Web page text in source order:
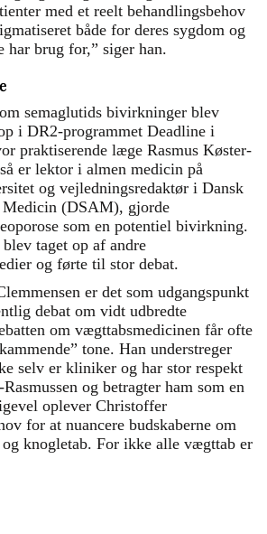
med et reelt behandlingsbehov
både for deres sygdom og
har brug for,” siger han.
semaglutids bivirkninger blev
i DR2-programmet Deadline i
praktiserende læge Rasmus Køster-
er lektor i almen medicin på
og vejlednings­redaktør i Dansk
Medicin (DSAM), gjorde
som en potentiel bivirkning.
taget op af andre
og førte til stor debat.
er det som udgangspunkt
debat om vidt udbredte
om vægttabsmedicinen får ofte
tone. Han understreger
selv er kliniker og har stor respekt
og betragter ham som en
oplever Christoffer
for at nuancere budskaberne om
knogletab. For ikke alle vægttab er